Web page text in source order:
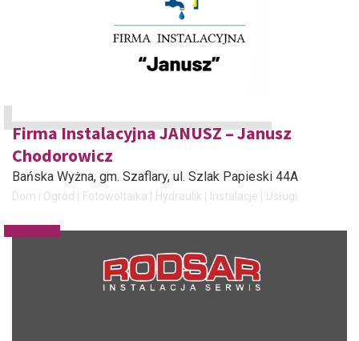
Firma Instalacyjna JANUSZ – Janusz
Chodorowicz
Bańska Wyżna, gm. Szaflary, ul. Szlak Papieski 44A
Dom i Ogród Fotowoltaika Hydraulik Instalacje Usługi